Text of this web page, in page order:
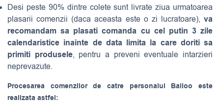
Desi peste 90% dintre colete sunt livrate ziua urmatoarea
plasarii comenzii (daca aceasta este o zi lucratoare), va
recomandam sa plasati comanda cu cel putin 3 zile
calendaristice inainte de data limita la care doriti sa
primiti produsele, pentru a preveni eventuale intarzieri
neprevazute.
Procesarea comenzilor de catre personalul Balloo este
realizata astfel: